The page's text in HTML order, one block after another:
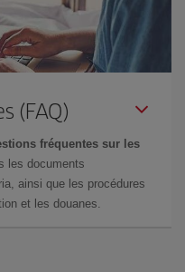
(FAQ)
fréquentes sur les
les documents
ainsi que les procédures
et les douanes.